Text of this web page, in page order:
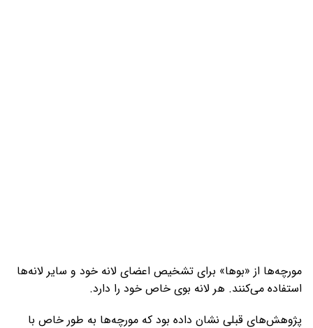
مورچه‌ها از «بوها» برای تشخیص اعضای لانه خود و سایر لانه‌ها
استفاده می‌کنند. هر لانه بوی خاص خود را دارد.
پژوهش‌های قبلی نشان داده بود که مورچه‌ها به طور خاص با